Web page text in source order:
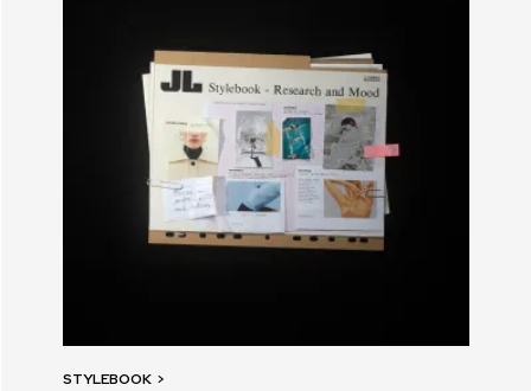
STYLEBOOK >